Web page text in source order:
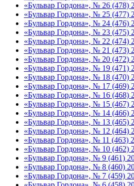
«Бульвар Гордона», № 26 (478)
«Бульвар Гордона», № 25 (477)
«Бульвар Гордона», № 24 (476)
«Бульвар Гордона», № 23 (475)
«Бульвар Гордона», № 22 (474)
«Бульвар Гордона», № 21 (473)
«Бульвар Гордона», № 20 (472)
«Бульвар Гордона», № 19 (471)
«Бульвар Гордона», № 18 (470)
«Бульвар Гордона», № 17 (469)
«Бульвар Гордона», № 16 (468)
«Бульвар Гордона», № 15 (467)
«Бульвар Гордона», № 14 (466)
«Бульвар Гордона», № 13 (465)
«Бульвар Гордона», № 12 (464)
«Бульвар Гордона», № 11 (463)
«Бульвар Гордона», № 10 (462)
«Бульвар Гордона», № 9 (461)
«Бульвар Гордона», № 8 (460)
«Бульвар Гордона», № 7 (459)